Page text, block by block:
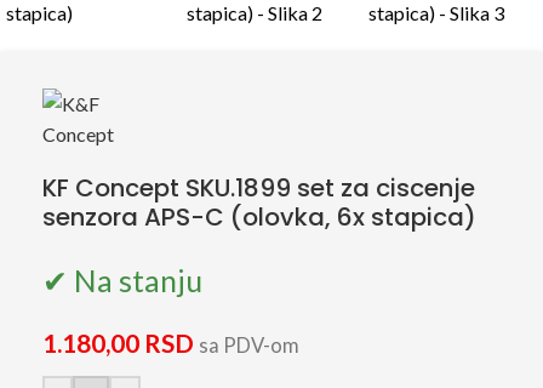
KF Concept SKU.1899 set za ciscenje
senzora APS-C (olovka, 6x stapica)
✔ Na stanju
1.180,00 RSD sa PDV-om